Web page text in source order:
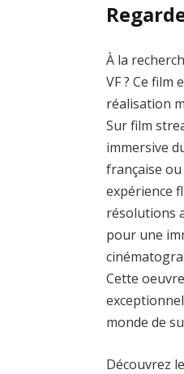
À la
VF ? Ce film
réalisation
Sur film
immersive
française ou
expérience
résolutions
pour une
Cette
monde de
Découvrez